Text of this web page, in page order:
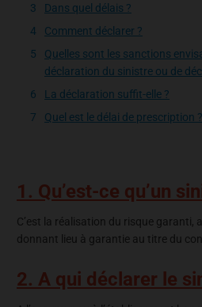
Dans quel délais ?
Comment déclarer ?
Quelles sont les sanctions
déclaration du sinistre ou de
La déclaration suffit-elle ?
Quel est le délai de prescription ?
1. Qu’est-ce qu’un
C’est la réalisation du risque garanti,
donnant lieu à garantie au titre du
2. A qui déclarer le